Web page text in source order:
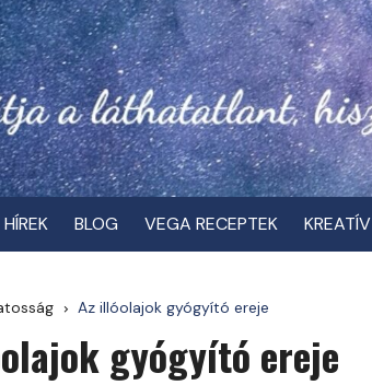
HÍREK BLOG VEGA RECEPTEK KREATÍV
Az illóolajok gyógyító ereje
gyógyító ereje